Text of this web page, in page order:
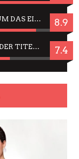
CÉSAR FÜR JIM CARREY? WARUM DAS EINER DER NERVIGSTEN ACTORS IST UND BLEIBT 8.9
JING JING: IN-THAI RÄUMT WIEDER TITEL AB – EIN ZWEI-STUNDEN-ERLEBNISBERICHT 7.4